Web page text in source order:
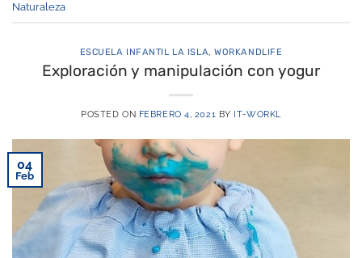
Naturaleza
ESCUELA INFANTIL LA ISLA,WORKANDLIFE
Exploración y manipulación con yogur
POSTED ON FEBRERO 4, 2021 BY IT-WORKL
04
Feb